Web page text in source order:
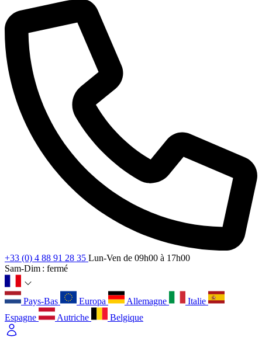
+33 (0) 4 88 91 28 35 Lun-Ven de 09h00 à 17h00
Sam-Dim : fermé
Pays-Bas Europa Allemagne
Italie
Espagne
Autriche Belgique